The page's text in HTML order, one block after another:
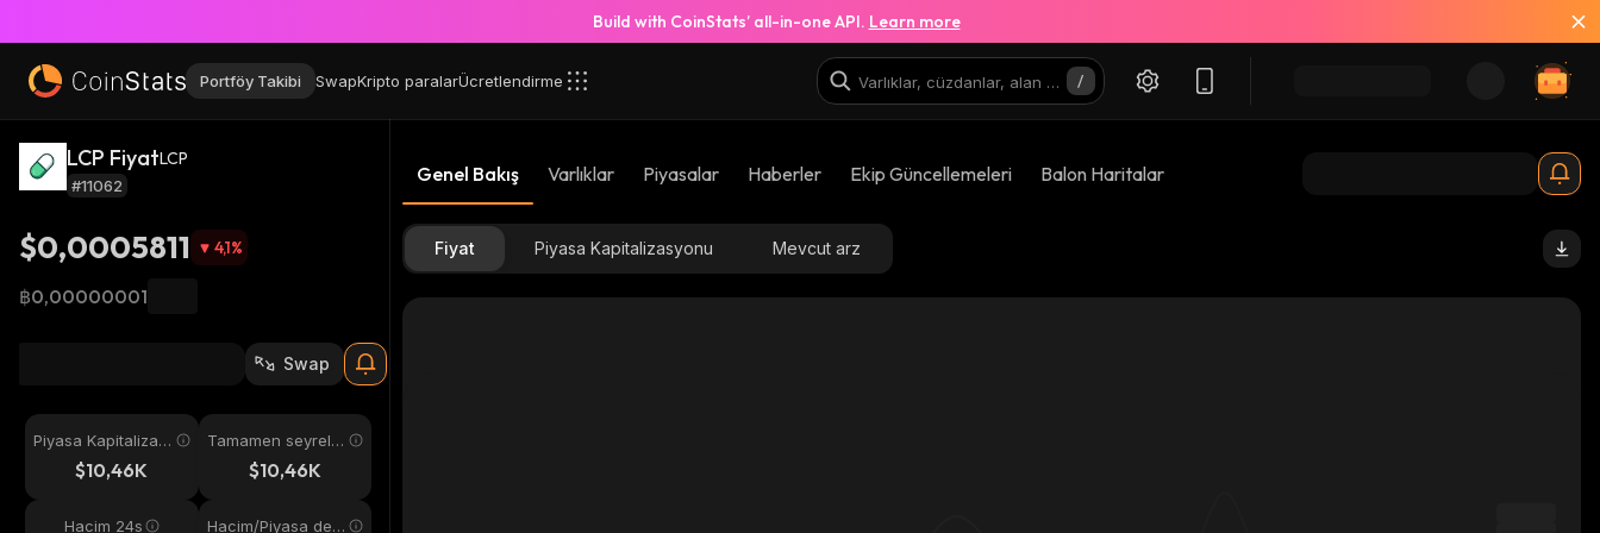
Build with CoinStats’ all-in-one API. Learn more
Portföy Takibi SwapKripto paralarÜcretlendirme
LCP FiyatLCP
#11062
$0,0005811 4,1%
฿0,00000001
Swap
Piyasa Kapitalizas
$10,46K
Tamamen seyreltil
$10,46K
Hacim 24s Hacim/Piyasa değ
Genel Bakış Varlıklar Piyasalar Haberler Ekip Güncellemeleri Balon Haritalar
Fiyat Piyasa Kapitalizasyonu Mevcut arz